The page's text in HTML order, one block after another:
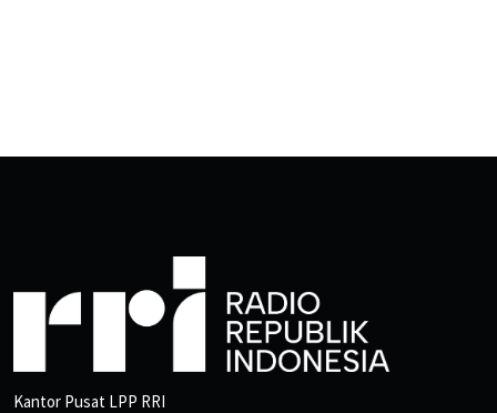
Kantor Pusat LPP RRI